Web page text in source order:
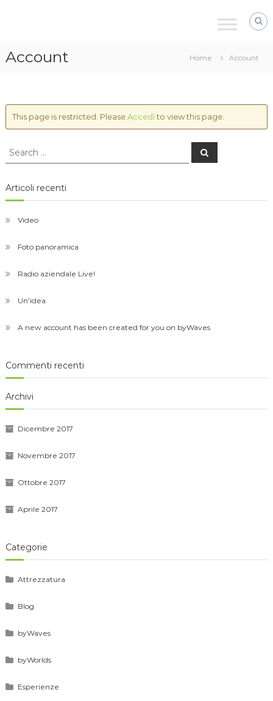
Account Home Account
This page is restricted. PleaseAccedito view this page.
Search
Search
Articoli recenti
Video
Foto panoramica
Radio aziendale Live!
Un’idea
A new account has been created for you on byWaves
Commenti recenti
Archivi
Dicembre 2017
Novembre 2017
Ottobre 2017
Aprile 2017
Categorie
Attrezzatura
Blog
byWaves
byWorlds
Esperienze